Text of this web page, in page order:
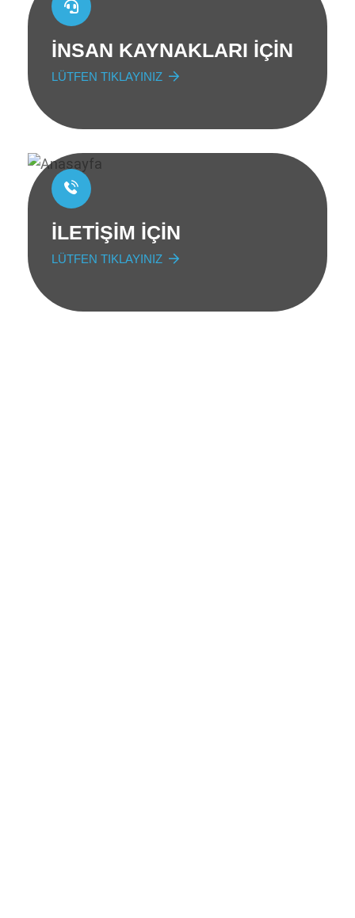
İNSAN KAYNAKLARI İÇİN
LÜTFEN TIKLAYINIZ
İLETİŞİM İÇİN
LÜTFEN TIKLAYINIZ